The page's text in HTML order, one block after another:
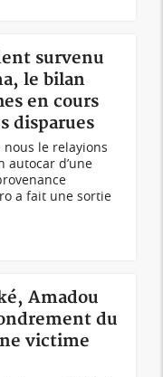
survenu
le bilan
en cours
disparues
nous le relayions
autocar d’une
a fait une sortie
Amadou
du
victime